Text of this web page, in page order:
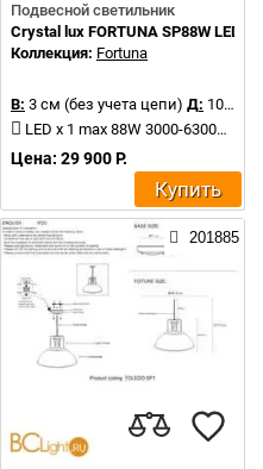
Подвесной светильник
Crystal lux FORTUNA SP88W LED
Коллекция: Fortuna
В: 3 см (без учета цепи) Д: 100 см
LED x 1 max 88W 3000-6300K 5200Lm
Цена: 29 900 Р.
Купить
201885